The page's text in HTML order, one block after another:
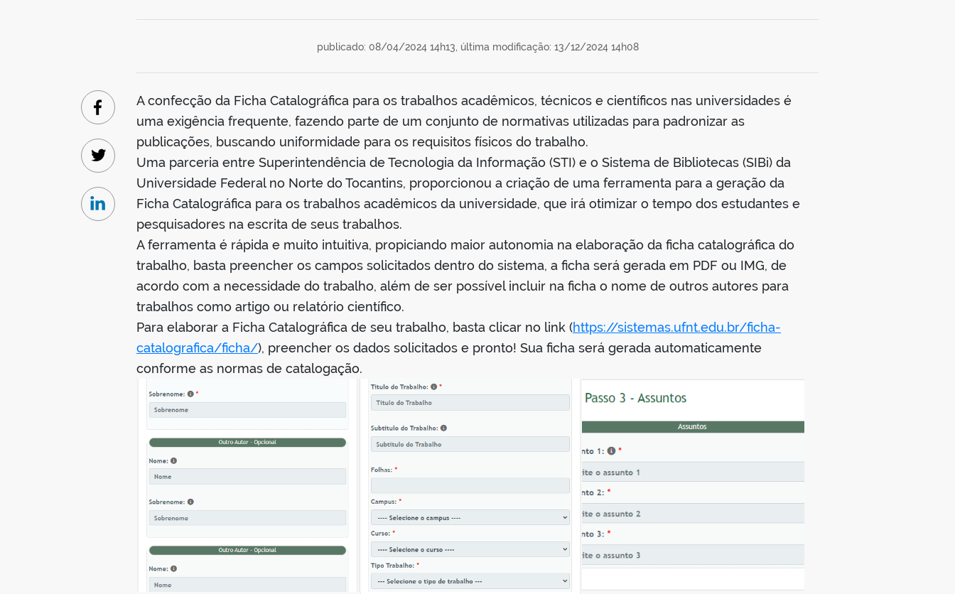
publicado: 08/04/2024 14h13, última modificação: 13/12/2024 14h08
A confecção da Ficha Catalográfica para os trabalhos acadêmicos, técnicos e científicos nas universidades é
uma exigência frequente, fazendo parte de um conjunto de normativas utilizadas para padronizar as
publicações, buscando uniformidade para os requisitos físicos do trabalho.
Uma parceria entre Superintendência de Tecnologia da Informação (STI) e o Sistema de Bibliotecas (SIBi) da
Universidade Federal no Norte do Tocantins, proporcionou a criação de uma ferramenta para a geração da
Ficha Catalográfica para os trabalhos acadêmicos da universidade, que irá otimizar o tempo dos estudantes e
pesquisadores na escrita de seus trabalhos.
A ferramenta é rápida e muito intuitiva, propiciando maior autonomia na elaboração da ficha catalográfica do
trabalho, basta preencher os campos solicitados dentro do sistema, a ficha será gerada em PDF ou IMG, de
acordo com a necessidade do trabalho, além de ser possível incluir na ficha o nome de outros autores para
trabalhos como artigo ou relatório científico.
Para elaborar a Ficha Catalográfica de seu trabalho, basta clicar no link (https://sistemas.ufnt.edu.br/ficha-
catalografica/ficha/), preencher os dados solicitados e pronto! Sua ficha será gerada automaticamente
conforme as normas de catalogação.
Facebook
Twitter
Linkedin